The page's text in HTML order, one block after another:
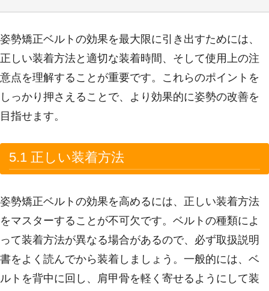
姿勢矯正ベルトの効果を最大限に引き出すためには、
正しい装着方法と適切な装着時間、そして使用上の注
意点を理解することが重要です。これらのポイントを
しっかり押さえることで、より効果的に姿勢の改善を
目指せます。
5.1 正しい装着方法
姿勢矯正ベルトの効果を高めるには、正しい装着方法
をマスターすることが不可欠です。ベルトの種類によ
って装着方法が異なる場合があるので、必ず取扱説明
書をよく読んでから装着しましょう。一般的には、ベ
ルトを背中に回し、肩甲骨を軽く寄せるようにして装